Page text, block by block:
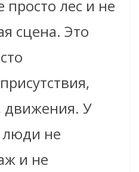
просто лес и не
сцена. Это
движения. У
не
и не